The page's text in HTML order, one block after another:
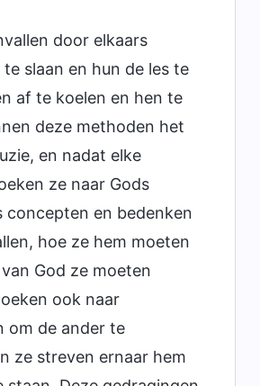
door elkaars
slaan en hun de les te
af te koelen en hen te
deze methoden het
en nadat elke
ze naar Gods
concepten en bedenken
hoe ze hem moeten
God ze moeten
ook naar
om de ander te
ze streven ernaar hem